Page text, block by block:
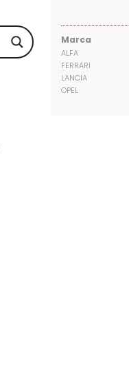
Marca
ALFA
FERRARI
LANCIA
OPEL